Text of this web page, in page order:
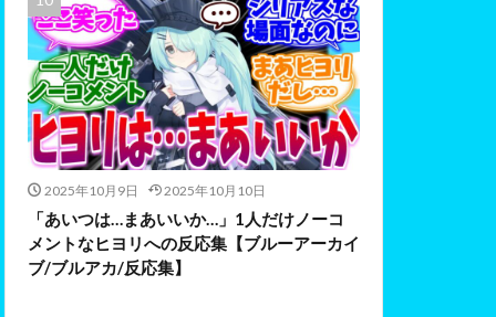
2025年10月9日 2025年10月10日
「あいつは…まあいいか…」1人だけノーコ
メントなヒヨリへの反応集【ブルーアーカイ
ブ/ブルアカ/反応集】